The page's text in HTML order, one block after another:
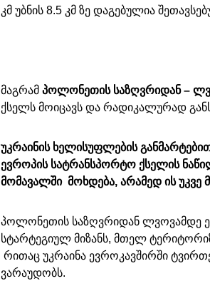
კმ უბნის 8.5 კმ ზე დაგებულია
მაგრამ პოლონეთის საზღვრიდან –
ქსელს მოიცავს და რადიკალურად
უკრაინის ხელისუფლების
ევროპის სატრანსპორტო ქსელის
მომავალში მოხდება, არამედ ის უკვე
პოლონეთის საზღვრიდან ლვოვამდე
სტარტეგიულ მიზანს, მთელ
რითაც უკრაინა ევროკავშირში
ვარაუდობს.